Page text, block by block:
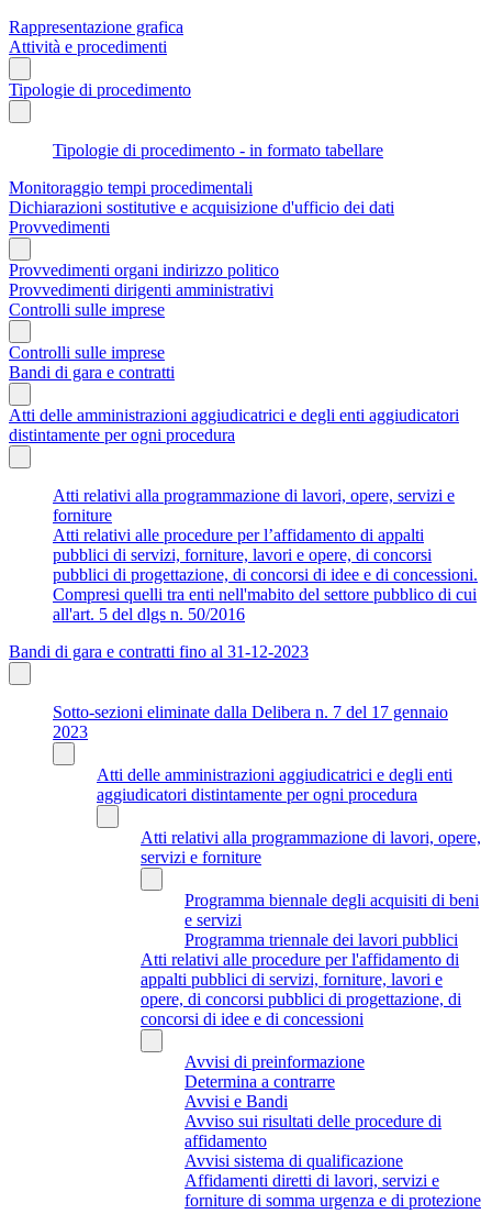
Rappresentazione grafica
Attività e procedimenti
Tipologie di procedimento
Tipologie di procedimento - in formato tabellare
Monitoraggio tempi procedimentali
Dichiarazioni sostitutive e acquisizione d'ufficio dei dati
Provvedimenti
Provvedimenti organi indirizzo politico
Provvedimenti dirigenti amministrativi
Controlli sulle imprese
Controlli sulle imprese
Bandi di gara e contratti
Atti delle amministrazioni aggiudicatrici e degli enti aggiudicatori
distintamente per ogni procedura
Atti relativi alla programmazione di lavori, opere, servizi e
forniture
Atti relativi alle procedure per l’affidamento di appalti
pubblici di servizi, forniture, lavori e opere, di concorsi
pubblici di progettazione, di concorsi di idee e di concessioni.
Compresi quelli tra enti nell'mabito del settore pubblico di cui
all'art. 5 del dlgs n. 50/2016
Bandi di gara e contratti fino al 31-12-2023
Sotto-sezioni eliminate dalla Delibera n. 7 del 17 gennaio
2023
Atti delle amministrazioni aggiudicatrici e degli enti
aggiudicatori distintamente per ogni procedura
Atti relativi alla programmazione di lavori, opere,
servizi e forniture
Programma biennale degli acquisiti di beni
e servizi
Programma triennale dei lavori pubblici
Atti relativi alle procedure per l'affidamento di
appalti pubblici di servizi, forniture, lavori e
opere, di concorsi pubblici di progettazione, di
concorsi di idee e di concessioni
Avvisi di preinformazione
Determina a contrarre
Avvisi e Bandi
Avviso sui risultati delle procedure di
affidamento
Avvisi sistema di qualificazione
Affidamenti diretti di lavori, servizi e
forniture di somma urgenza e di protezione